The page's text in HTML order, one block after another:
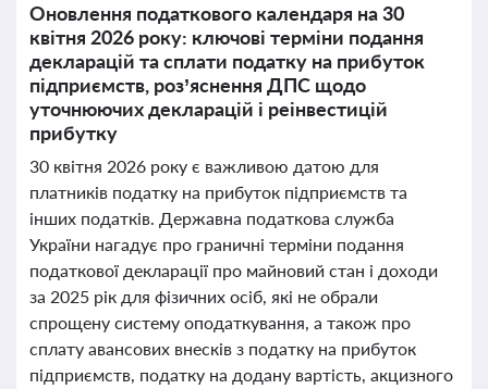
Оновлення податкового календаря на 30
квітня 2026 року: ключові терміни подання
декларацій та сплати податку на прибуток
підприємств, роз’яснення ДПС щодо
уточнюючих декларацій і реінвестицій
прибутку
30 квітня 2026 року є важливою датою для
платників податку на прибуток підприємств та
інших податків. Державна податкова служба
України нагадує про граничні терміни подання
податкової декларації про майновий стан і доходи
за 2025 рік для фізичних осіб, які не обрали
спрощену систему оподаткування, а також про
сплату авансових внесків з податку на прибуток
підприємств, податку на додану вартість, акцизного